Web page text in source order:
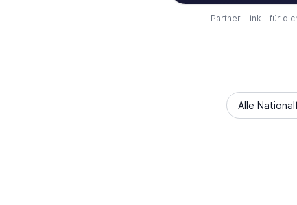
Partner-Link – für
Alle